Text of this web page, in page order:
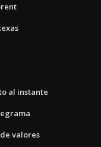
al instante
valores